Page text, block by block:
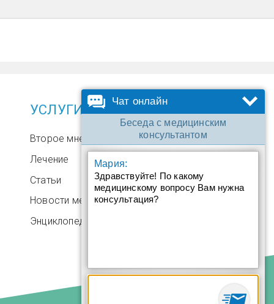
УСЛУГИ
Второе мнение
Лечение
Статьи
Новости медицины
Энциклопедия
Чат онлайн
Беседа с медицинским
консультантом
Мария:
Здравствуйте! По какому
медицинскому вопросу Вам нужна
консультация?